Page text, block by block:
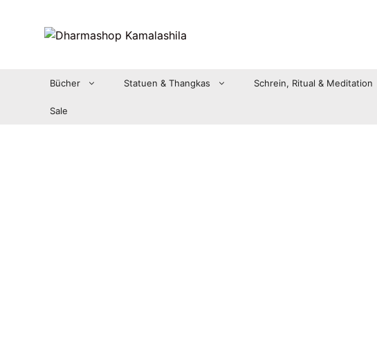
Bücher Statuen & Thangkas Schrein, Ritual & Meditation
Sale